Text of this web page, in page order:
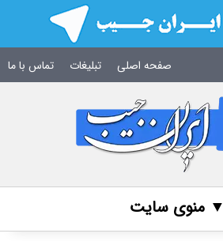
صفحه اصلی تبلیغات تماس با ما
▼ منوی سایت